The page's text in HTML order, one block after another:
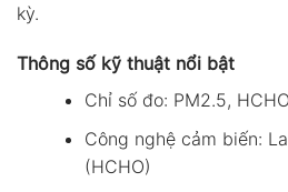
kỳ.
Thông số kỹ thuật nổi bật
Chỉ số đo: PM2.5,
Công nghệ cảm biến:
(HCHO)